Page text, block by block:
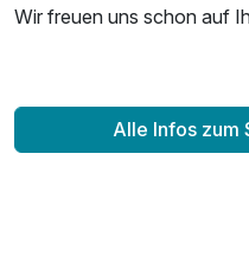
Wir freuen uns schon auf
Alle Infos zum